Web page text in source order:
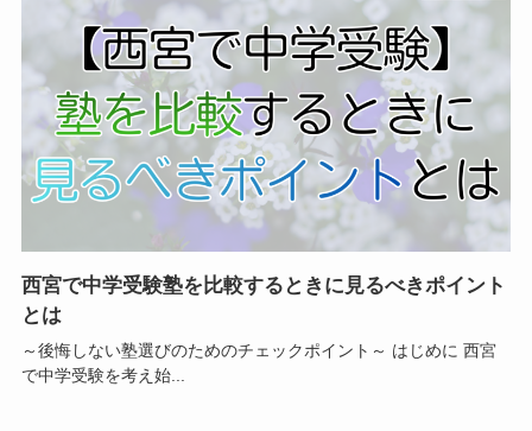
西宮で中学受験塾を比較するときに見るべきポイント
とは
～後悔しない塾選びのためのチェックポイント～ はじめに 西宮
で中学受験を考え始...